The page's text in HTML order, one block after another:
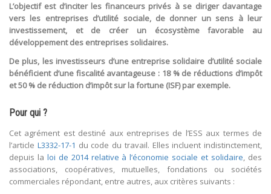
L’objectif est d’inciter les financeurs privés à se diriger davantage
vers les entreprises d’utilité sociale, de donner un sens à leur
investissement, et de créer un écosystème favorable au
développement des entreprises solidaires.
De plus, les investisseurs d’une entreprise solidaire d’utilité sociale
bénéficient d’une fiscalité avantageuse : 18 % de réductions d’impôt
et 50 % de réduction d’impôt sur la fortune (ISF) par exemple.
Pour qui ?
Cet agrément est destiné aux entreprises de l’ESS aux termes de
l’article L3332-17-1 du code du travail. Elles incluent indistinctement,
depuis la loi de 2014 relative à l’économie sociale et solidaire, des
associations, coopératives, mutuelles, fondations ou sociétés
commerciales répondant, entre autres, aux critères suivants :